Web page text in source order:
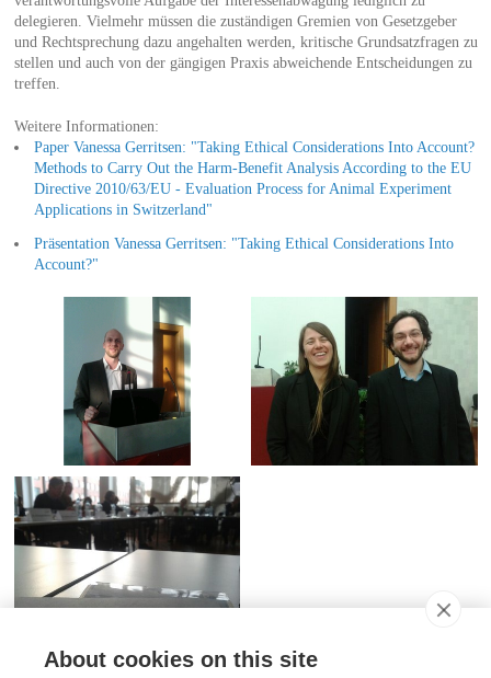
delegieren. Vielmehr müssen die zuständigen Gremien von Gesetzgeber
und Rechtsprechung dazu angehalten werden, kritische Grundsatzfragen zu
stellen und auch von der gängigen Praxis abweichende Entscheidungen zu
treffen.
Weitere Informationen:
Paper Vanessa Gerritsen: "Taking Ethical Considerations Into Account?
Methods to Carry Out the Harm-Benefit Analysis According to the EU
Directive 2010/63/EU - Evaluation Process for Animal Experiment
Applications in Switzerland"
Präsentation Vanessa Gerritsen: "Taking Ethical Considerations Into
Account?"
About cookies on this site